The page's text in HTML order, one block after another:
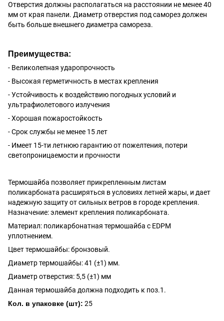
Отверстия должны располагаться на расстоянии не менее 40
мм от края панели. Диаметр отверстия под саморез должен
быть больше внешнего диаметра самореза.
Преимущества:
- Великолепная ударопрочность
- Высокая герметичность в местах крепления
- Устойчивость к воздействию погодных условий и
ультрафиолетового излучения
- Хорошая пожаростойкость
- Срок службы не менее 15 лет
- Имеет 15-ти летнюю гарантию от пожелтения, потери
светопроницаемости и прочности
Термошайба позволяет прикрепленным листам
поликарбоната расширяться в условиях летней жары, и дает
надежную защиту от сильных ветров в городе крепления.
Назначение: элемент крепления поликарбоната.
Материал: поликарбонатная термошайба с EDPM
уплотнением.
Цвет термошайбы: бронзовый.
Диаметр термошайбы: 41 (±1) мм.
Диаметр отверстия: 5,5 (±1) мм
Данная термошайба должна подходить к поз.1.
Кол. в упаковке (шт): 25